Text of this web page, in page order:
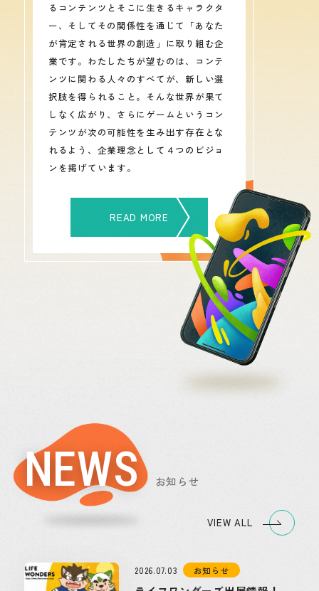
るコンテンツとそこに生きるキャラクタ
ー、そしてその関係性を通じて「あなた
が肯定される世界の創造」に取り組む企
業です。わたしたちが望むのは、コンテ
ンツに関わる人々のすべてが、新しい選
択肢を得られること。そんな世界が果て
しなく広がり、さらにゲームというコン
テンツが次の可能性を生み出す存在とな
れるよう、企業理念として４つのビジョ
ンを掲げています。
READ MORE
NEWS お知らせ
VIEW ALL
2026.07.03 お知らせ